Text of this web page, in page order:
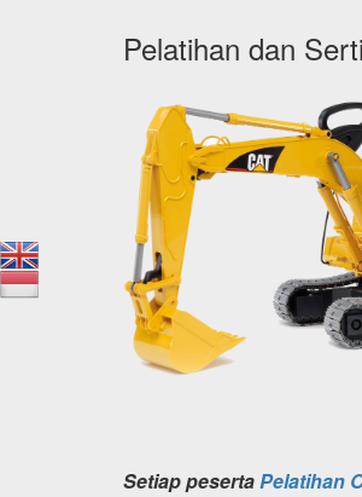
Pelatihan dan
Setiap pesertaPelatihan